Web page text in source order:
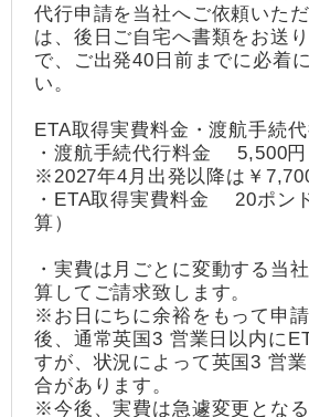
代行申請を当社へご依頼いた
は、後日ご自宅へ書類をお送
で、ご出発40日前までに必着
い。
ETA取得実費料金・渡航手続
・渡航手続代行料金 5,500
※2027年4月出発以降は￥
・ETA取得実費料金 20ポン
算）
・実費は月ごとに変動する当
算してご請求致します。
※お日にちに余裕をもって申
後、通常英国3 営業日以内に
すが、状況によって英国3 営
合があります。
※今後、実費は急遽変更とな